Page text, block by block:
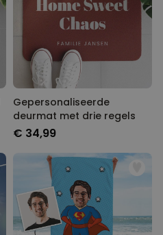
Gepersonaliseerde
deurmat met drie regels
€ 34,99